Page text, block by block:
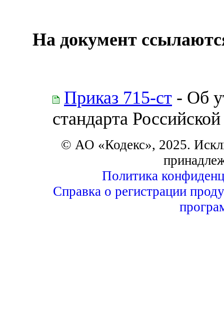
На документ
Приказ 715-ст - Об
стандарта
© АО «Кодекс», 2025.
Политика
Справка о регистрации